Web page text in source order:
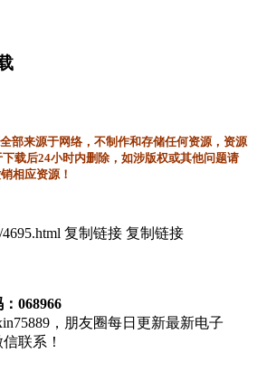
部来源于网络，不制作和存储任何资源，资源
载后24小时内删除，如涉版权或其他问题请
相应资源！
复制链接 复制链接
068966
，朋友圈每日更新最新电子
联系！